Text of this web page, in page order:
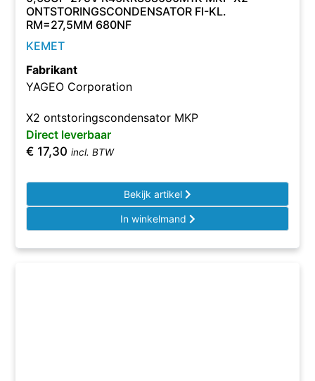
ONTSTORINGSCONDENSATOR FI-KL.
RM=27,5MM 680NF
KEMET
Fabrikant
YAGEO Corporation
X2 ontstoringscondensator MKP
Direct leverbaar
€ 17,30 incl. BTW
Bekijk artikel
In winkelmand